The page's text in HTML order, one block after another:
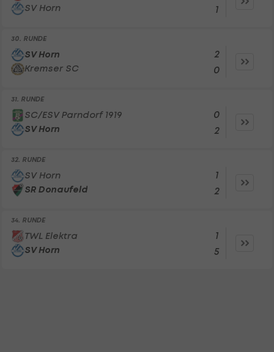
SV Horn
1
30. RUNDE
SV Horn
Kremser SC
2
0
31. RUNDE
SC/ESV Parndorf 1919
SV Horn
0
2
32. RUNDE
SV Horn
SR Donaufeld
1
2
34. RUNDE
TWL Elektra
SV Horn
1
5